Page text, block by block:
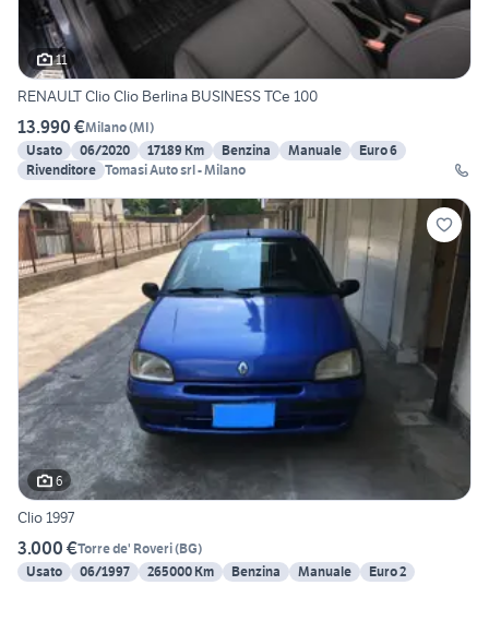
11
RENAULT Clio Clio Berlina BUSINESS TCe 100
13.990 €Milano(MI)
Usato
06/2020 17189 Km Benzina Manuale
Euro 6
Rivenditore Tomasi Auto srl - Milano
6
Clio 1997
3.000 €Torre de' Roveri(BG)
Usato
06/1997 265000 Km Benzina Manuale Euro 2